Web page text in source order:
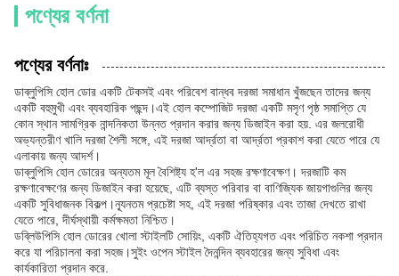
পণ্যের বর্ণনা
পণ্যের বর্ণনাঃ
ডাব্লুপিসি হোল ডোর একটি টেকসই এবং পরিবেশ বান্ধব দরজা সমাধান খুঁজছেন তাদের জন্য
একটি বহুমুখী এবং ব্যবহারিক পছন্দ।এই হোল কম্পোজিট দরজা একটি মসৃণ পৃষ্ঠ সমাপ্তি যে
কোন স্থান সামগ্রিক নান্দনিকতা উন্নত প্রদান করার জন্য ডিজাইন করা হয়. এর জলরোধী
অভ্যন্তরীণ খালি দরজা শৈলী সঙ্গে, এই দরজা আর্দ্রতা বা আর্দ্রতা প্রকাশ করা যেতে পারে যে
এলাকায় জন্য আদর্শ।
ডাব্লুপিসি হোল ডোরের অন্যতম মূল বৈশিষ্ট্য হ'ল এর সহজ রক্ষণাবেক্ষণ। দরজাটি কম
রক্ষণাবেক্ষণের জন্য ডিজাইন করা হয়েছে, এটি ব্যস্ত পরিবার বা বাণিজ্যিক জায়গাগুলির জন্য
একটি সুবিধাজনক বিকল্প।ন্যূনতম প্রচেষ্টা সহ, এই দরজা পরিষ্কার এবং তাজা দেখতে রাখা
যেতে পারে, দীর্ঘস্থায়ী কর্মক্ষমতা নিশ্চিত।
ডব্লিউপিসি হোল ডোরের খোলা স্টাইলটি সোয়িং, একটি ঐতিহ্যগত এবং পরিচিত নকশা প্রদান
করে যা পরিচালনা করা সহজ।সুইং ওপেন স্টাইল দৈনন্দিন ব্যবহারের জন্য সুবিধা এবং
কার্যকারিতা প্রদান করে.